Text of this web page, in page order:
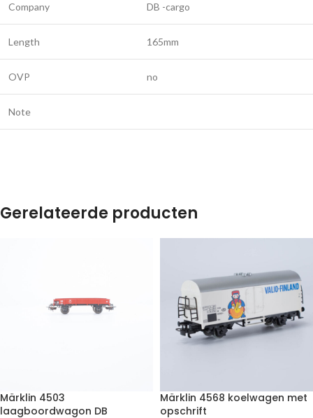
Company DB -cargo
Length 165mm
OVP no
Note
Gerelateerde producten
Märklin 4503
laagboordwagon DB
Märklin 4568 koelwagen met
opschrift